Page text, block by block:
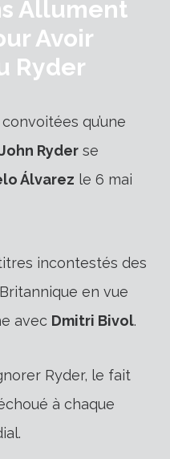
Allument
Avoir
Ryder
qu’une
John Ryder se
Álvarez le 6 mai
incontestés des
en vue
avec Dmitri Bivol.
Ryder, le fait
à chaque